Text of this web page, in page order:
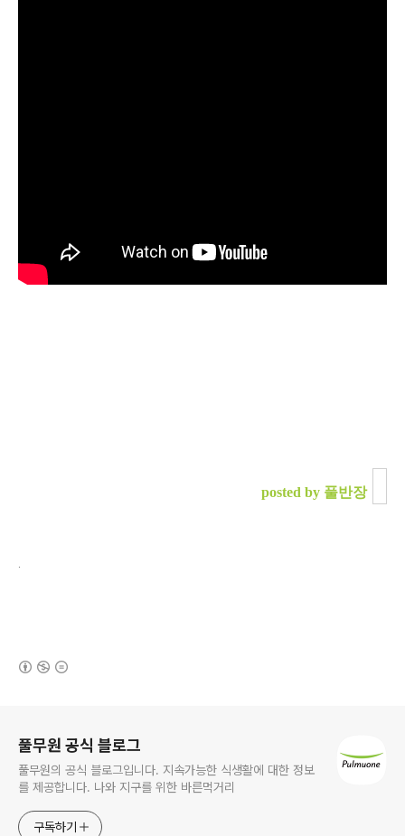
posted by 풀반장
.
풀무원 공식 블로그
풀무원의 공식 블로그입니다. 지속가능한 식생활에 대한 정보
를 제공합니다. 나와 지구를 위한 바른먹거리
구독하기